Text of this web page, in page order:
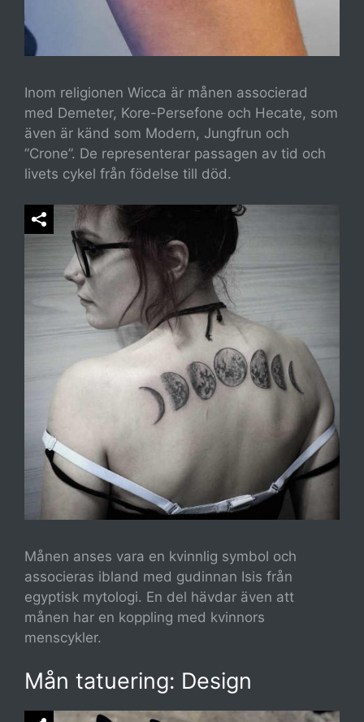
Inom religionen Wicca är månen associerad
med Demeter, Kore-Persefone och Hecate, som
även är känd som Modern, Jungfrun och
”Crone”. De representerar passagen av tid och
livets cykel från födelse till död.
Månen anses vara en kvinnlig symbol och
associeras ibland med gudinnan Isis från
egyptisk mytologi. En del hävdar även att
månen har en koppling med kvinnors
menscykler.
Mån tatuering: Design